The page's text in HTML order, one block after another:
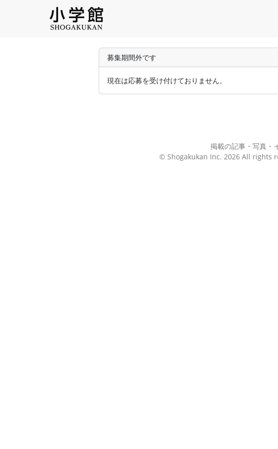
募集期間外です
現在は応募を受け付けておりません。
掲載の記事・写真・
© Shogakukan Inc. 2026 All